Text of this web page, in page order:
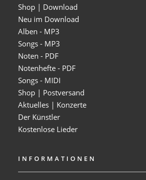
Shop | Download
Neu im Download
Alben - MP3
Songs - MP3
Noten - PDF
Notenhefte - PDF
Songs - MIDI
Shop | Postversand
Aktuelles | Konzerte
Der Künstler
Kostenlose Lieder
INFORMATIONEN